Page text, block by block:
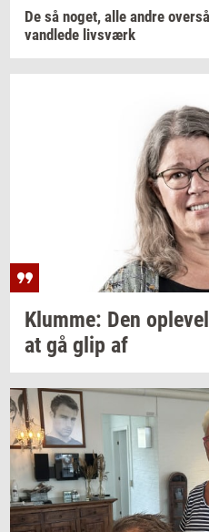
De så noget, alle andre
vand­le­de livs­værk
Klum­me: Den
at gå glip af